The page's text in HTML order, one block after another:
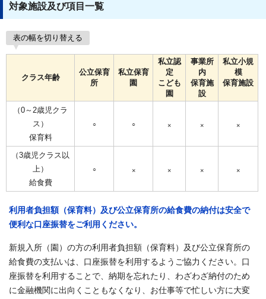
対象施設及び項目一覧
表の幅を切り替える
クラス年齢
公立保育
所
私立保育
園
私立認
定
こども
園
事業所
内
保育施
設
私立小規
模
保育施設
（0～2歳児クラ
ス）
保育料
○ ○ × × ×
（3歳児クラス以
上）
給食費
○ × × × ×
利用者負担額（保育料）及び公立保育所の給食費の納付は安全で
便利な口座振替をご利用ください。
新規入所（園）の方の利用者負担額（保育料）及び公立保育所の
給食費の支払いは、口座振替を利用するようご協力ください。口
座振替を利用することで、納期を忘れたり、わざわざ納付のため
に金融機関に出向くこともなくなり、お仕事等で忙しい方に大変